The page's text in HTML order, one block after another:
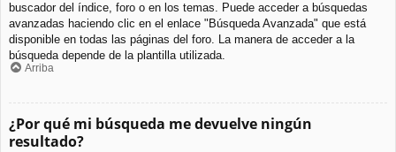
buscador del índice, foro o en los temas. Puede acceder a búsquedas
avanzadas haciendo clic en el enlace "Búsqueda Avanzada" que está
disponible en todas las páginas del foro. La manera de acceder a la
búsqueda depende de la plantilla utilizada.
Arriba
¿Por qué mi búsqueda me devuelve ningún
resultado?